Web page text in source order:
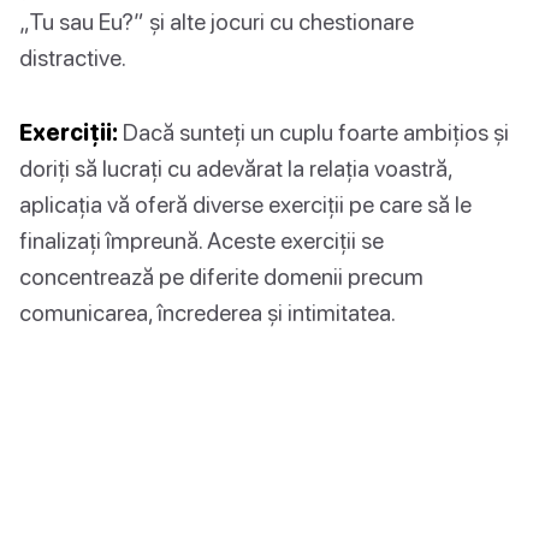
„Tu sau Eu?” și alte jocuri cu chestionare
distractive.
Exerciții: Dacă sunteți un cuplu foarte ambițios și
doriți să lucrați cu adevărat la relația voastră,
aplicația vă oferă diverse exerciții pe care să le
finalizați împreună. Aceste exerciții se
concentrează pe diferite domenii precum
comunicarea, încrederea și intimitatea.